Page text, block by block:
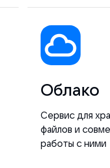
Облако
Сервис для
файлов и
работы с ними